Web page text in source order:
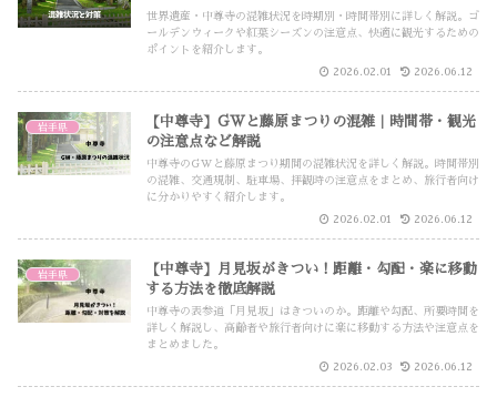
世界遺産・中尊寺の混雑状況を時期別・時間帯別に詳しく解説。ゴ
ールデンウィークや紅葉シーズンの注意点、快適に観光するための
ポイントを紹介します。
2026.02.01 2026.06.12
岩手県
【中尊寺】GWと藤原まつりの混雑｜時間帯・観光
の注意点など解説
中尊寺のGWと藤原まつり期間の混雑状況を詳しく解説。時間帯別
の混雑、交通規制、駐車場、拝観時の注意点をまとめ、旅行者向け
に分かりやすく紹介します。
2026.02.01 2026.06.12
岩手県
【中尊寺】月見坂がきつい！距離・勾配・楽に移動
する方法を徹底解説
中尊寺の表参道「月見坂」はきついのか。距離や勾配、所要時間を
詳しく解説し、高齢者や旅行者向けに楽に移動する方法や注意点を
まとめました。
2026.02.03 2026.06.12